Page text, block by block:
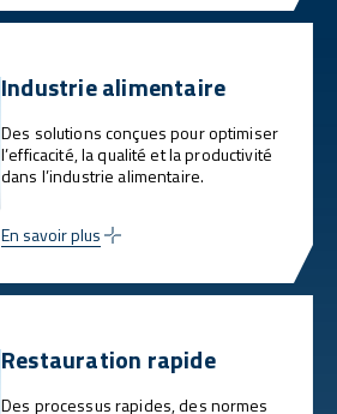
Industrie alimentaire
Des solutions conçues pour optimiser
l’efficacité, la qualité et la productivité
dans l’industrie alimentaire.
En savoir plus
Restauration rapide
Des processus rapides, des normes